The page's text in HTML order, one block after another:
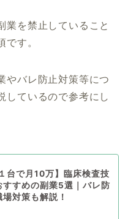
業を禁止していること
す。
やバレ防止対策等につ
しているので参考にし
台で月10万】臨床検査技
すすめの副業5選｜バレ防
場対策も解説！